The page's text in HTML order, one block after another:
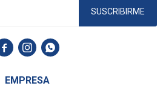
EMPRESA
SUSCRIBIRME
  